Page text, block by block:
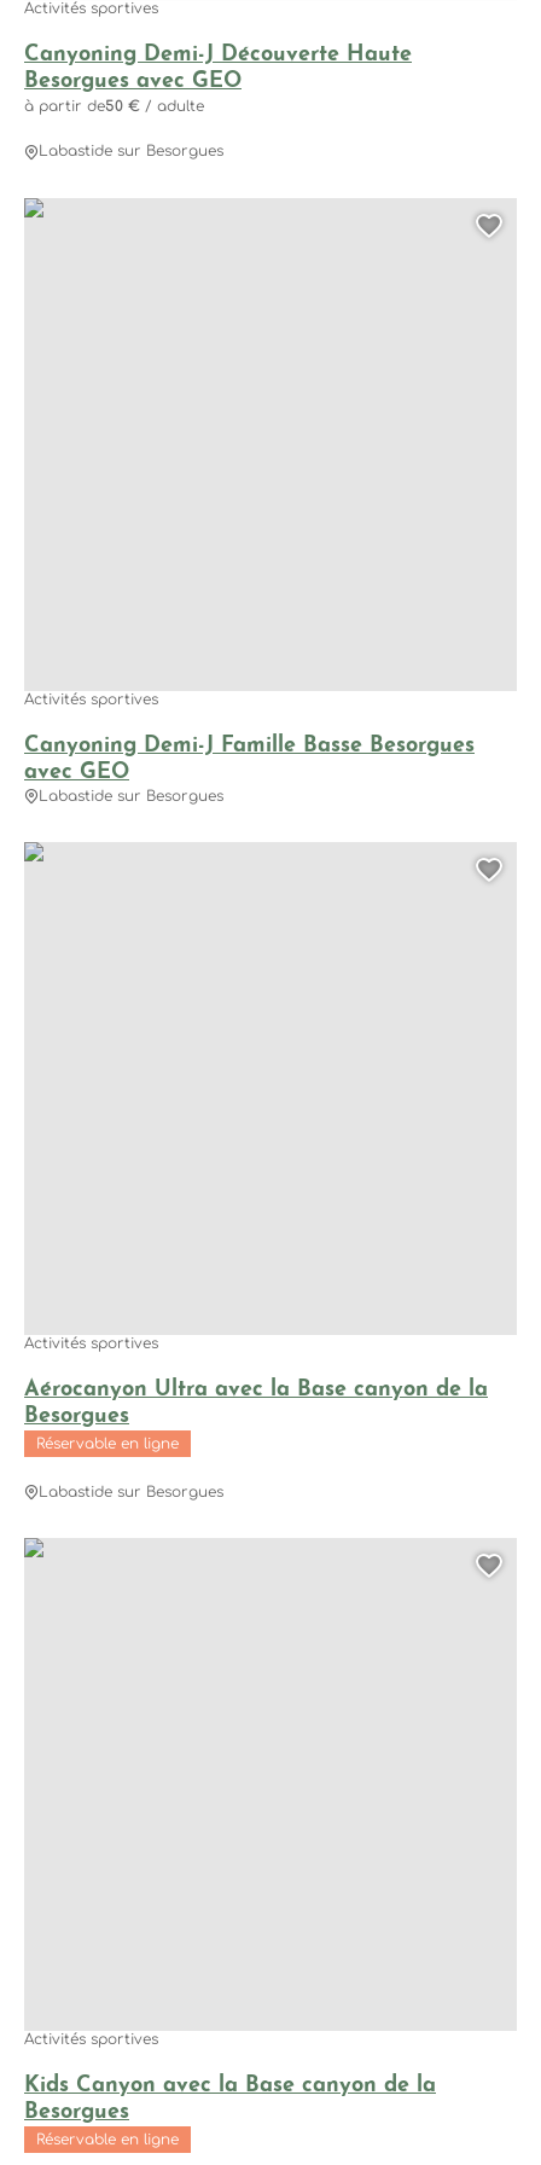
Canyoning Demi-J Découverte Haute
Besorgues avec GEO
Activités sportives
à partir de50 € / adulte
Labastide sur Besorgues
Canyoning Demi-J Famille Basse Besorgues
avec GEO
Activités sportives
Labastide sur Besorgues
Canyoning Demi-J Famille Basse Besorgues avec GEO, ©
Aérocanyon Ultra avec la Base canyon de la
Besorgues
Activités sportives
Réservable en ligne
Labastide sur Besorgues
Aérocanyon Ultra avec la Base canyon de la Besorgues, ©
Kids Canyon avec la Base canyon de la
Besorgues
Activités sportives
Réservable en ligne
Kids Canyon avec la Base canyon de la Besorgues,